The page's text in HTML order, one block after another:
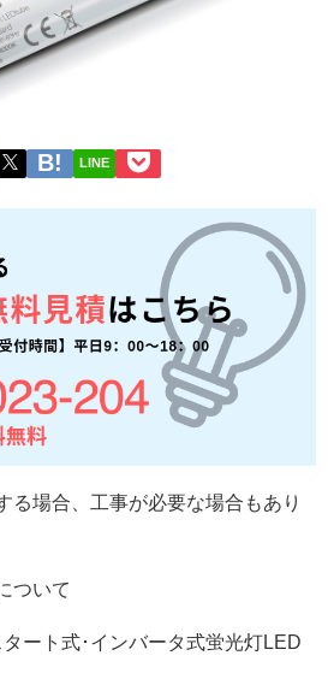
LINE
る場合、工事が必要な場合もあり
ついて
タート式･インバータ式蛍光灯LED